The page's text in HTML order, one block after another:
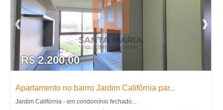
R$ 2.200,00
Apartamento no bairro Jardim Califórnia par...
Jardim Califórnia - em condomínio fechado...